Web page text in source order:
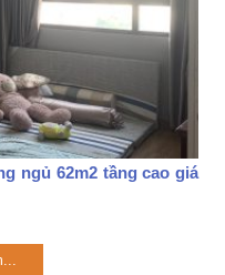
ngủ 62m2 tầng cao giá